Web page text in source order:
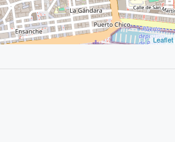
Leaflet